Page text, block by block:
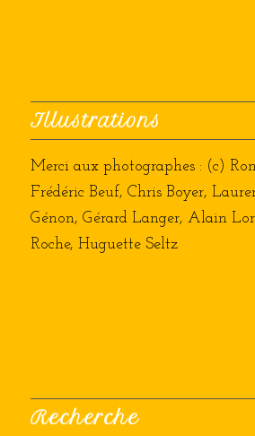
Illustrations
Merci aux photographes : (c)
Frédéric Beuf, Chris Boyer,
Génon, Gérard Langer, Alain
Roche, Huguette Seltz
Recherche